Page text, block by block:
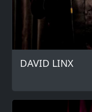
DAVID LINX